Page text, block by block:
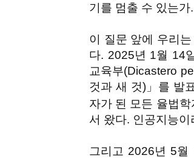
기를 멈출 수 있는가.
이 질문 앞에 우리
다. 2025년 1월 14
교육부(Dicastero
것과 새 것)」를 발
자가 된 모든 율법
서 왔다. 인공지능
그리고 2026년 5